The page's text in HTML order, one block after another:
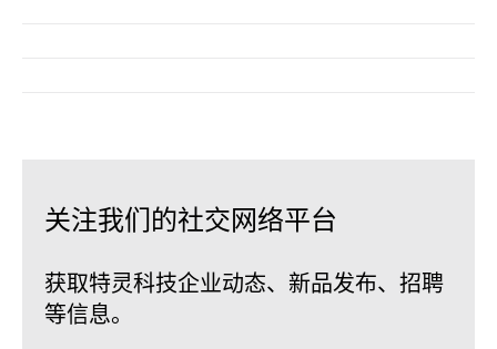
关注我们的社交网络平台
获取特灵科技企业动态、新品发布、招聘
等信息。